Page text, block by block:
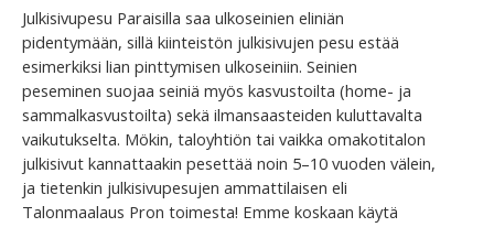
Julkisivupesu Paraisilla saa ulkoseinien eliniän
pidentymään, sillä kiinteistön julkisivujen pesu estää
esimerkiksi lian pinttymisen ulkoseiniin. Seinien
peseminen suojaa seiniä myös kasvustoilta (home- ja
sammalkasvustoilta) sekä ilmansaasteiden kuluttavalta
vaikutukselta. Mökin, taloyhtiön tai vaikka omakotitalon
julkisivut kannattaakin pesettää noin 5–10 vuoden välein,
ja tietenkin julkisivupesujen ammattilaisen eli
Talonmaalaus Pron toimesta! Emme koskaan käytä